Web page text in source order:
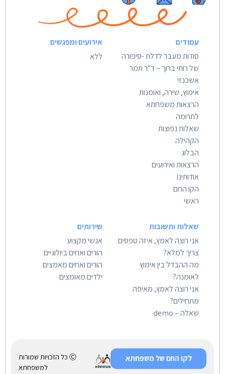
עמודים
סודות מעבר לדלת -סיפורה
של רותי ברוך – ד"ר תמר
אשכנזי
אימוץ, שירה, ואומנות
הרצאות משפחתא
לתרומה
שאלות נפוצות
הקהילה
הבלוג
הרצאות ואירועים
אודותינו
הקו החם
ראשי
אירועים ומפגשים
ללא
שאלות ותשובות
אני רוצה לאמץ, איזה טפסים
צריך למלא?
מה ההבדל בין אימוץ
לאומנה?
אני רוצה לאמץ, מאיפה
מתחילים?
שאלה – demo
שירותים
אנשי מקצוע
הורים ואחים ביולוגיים
הורים ואחים מאמצים
ילדים מאומצים
Ⓒ כל הזכויות שמורות
למשפחתא
לקו החם של משפחתא